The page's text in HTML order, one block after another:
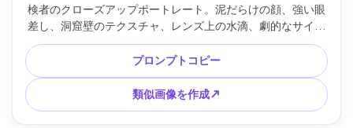
検者のクローズアップポートレート。泥だらけの顔、強い眼
差し、洞窟壁のテクスチャ、レンズ上の水滴、劇的なサイド
ライト、Sony A1、85mm f/1.8、超リアルな肌と泥ディテー
ル、ドキュメンタリーリアリズム、高解像度、映画的な粒子
--ar 4:5
プロンプトコピー
類似画像を作成↗